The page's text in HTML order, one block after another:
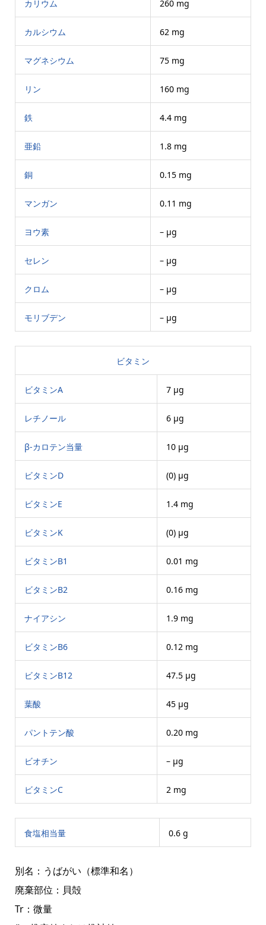
カリウム 260 mg
カルシウム 62 mg
マグネシウム 75 mg
リン 160 mg
鉄 4.4 mg
亜鉛 1.8 mg
銅 0.15 mg
マンガン 0.11 mg
ヨウ素 – μg
セレン – μg
クロム – μg
モリブデン – μg
ビタミン
ビタミンA 7 μg
レチノール 6 μg
β-カロテン当量 10 μg
ビタミンD (0) μg
ビタミンE 1.4 mg
ビタミンK (0) μg
ビタミンB1 0.01 mg
ビタミンB2 0.16 mg
ナイアシン 1.9 mg
ビタミンB6 0.12 mg
ビタミンB12 47.5 μg
葉酸 45 μg
パントテン酸 0.20 mg
ビオチン – μg
ビタミンC 2 mg
食塩相当量 0.6 g
別名：うばがい（標準和名）
廃棄部位：貝殻
Tr：微量